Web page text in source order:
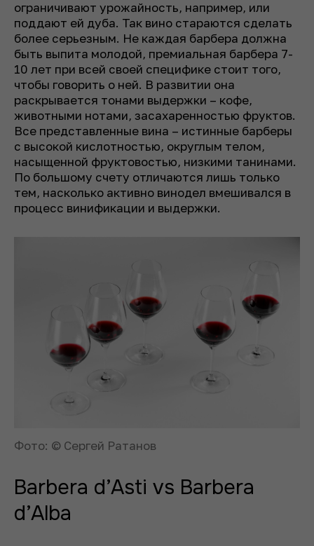
ограничивают урожайность, например, или
поддают ей дуба. Так вино стараются сделать
более серьезным. Не каждая барбера должна
быть выпита молодой, премиальная барбера 7-
10 лет при всей своей специфике стоит того,
чтобы говорить о ней. В развитии она
раскрывается тонами выдержки – кофе,
животными нотами, засахаренностью фруктов.
Все представленные вина – истинные барберы
с высокой кислотностью, округлым телом,
насыщенной фруктовостью, низкими танинами.
По большому счету отличаются лишь только
тем, насколько активно винодел вмешивался в
процесс винификации и выдержки.
Фото: © Сергей Ратанов
Barbera d’Asti vs Barbera
d’Alba